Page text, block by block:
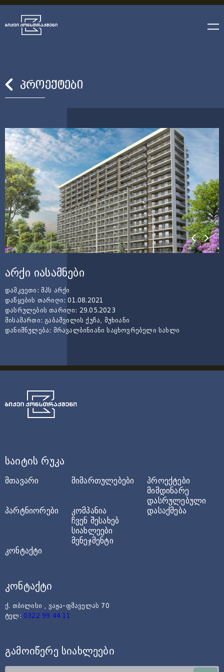
ᲞᲠᲝᲔᲥᲢᲔᲑᲘ
არქი იასამნები
დამკვეთი: შპს არქი
​დაწყების თარიღი: 01.08.2021
​დასრულების თარიღი: 29.05.2023
​მისამართი: გაბაშვილის ქუჩა, მუხიანი
​დანიშნულება: მრავალბინიანი საცხოვრებელი სახლი
საიტის რუკა
მთავარი მიმართულებები
პროექტები
მიმდინარე
დასრულებული
პარტნიორები
კომპანია
ჩვენ შესახებ
სიახლეები
მენეჯმენტი
დასაქმება
კონტაქტი
კონტაქტი
ქ. თბილისი , ვაჟა-ფშაველას 70
ტელ: 0322 99 44 11
გამოიწერე სიახლეები